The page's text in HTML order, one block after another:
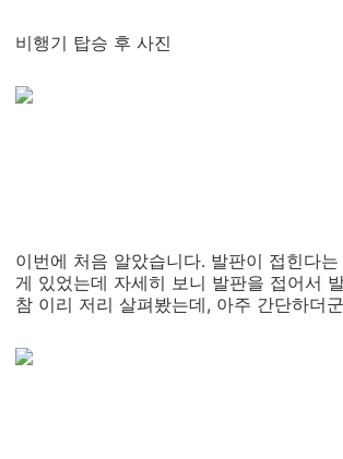
비행기 탑승 후 사진
이번에 처음 알았습니다. 발판이 접힌다
게 있었는데 자세히 보니 발판을 접어서
참 이리 저리 살펴봤는데, 아주 간단하더